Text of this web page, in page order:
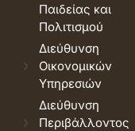
Παιδείας και
Πολιτισμού
Διεύθυνση
Οικονομικών
Υπηρεσιών
Διεύθυνση
Περιβάλλοντος